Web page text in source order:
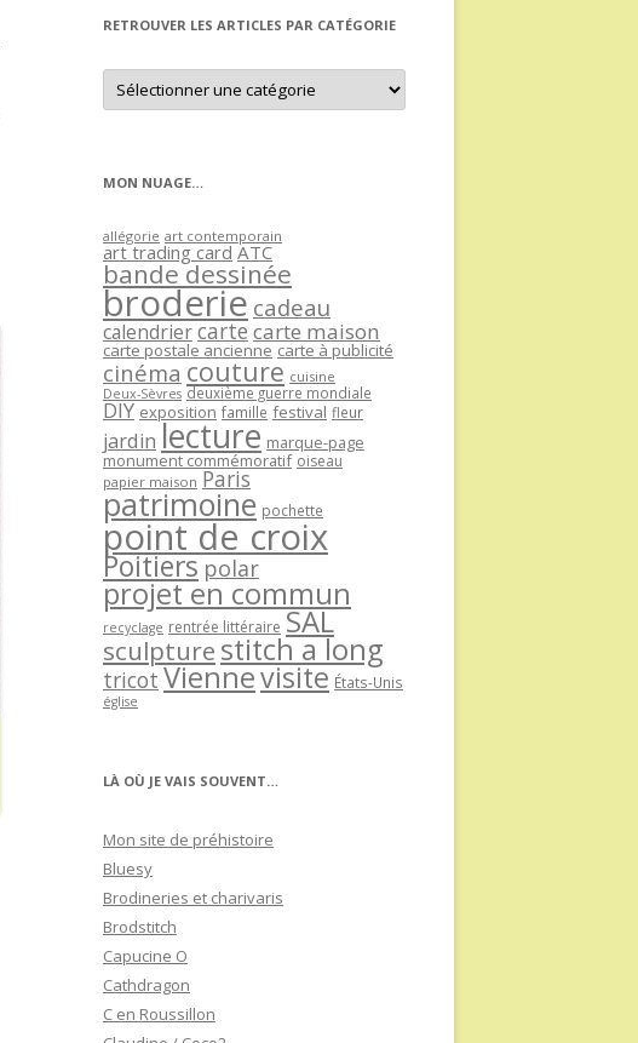
RETROUVER LES ARTICLES PAR CATÉGORIE
Retrouver
les
articles
MON NUAGE…
allégorie art contemporain
art trading card ATC
bande dessinée
broderie cadeau
calendriercartecarte maison
carte postale ancienne carte à publicité
cinéma couture cuisine
Deux-Sèvres deuxième guerre mondiale
DIY exposition famille festival fleur
jardin lecture marque-page
monument commémoratif oiseau
papier maison Paris
patrimoine pochette
point de croix
Poitiers polar
projet en commun
recyclage rentrée littéraire SAL
sculpture stitch a long
tricot Viennevisite États-Unis
église
LÀ OÙ JE VAIS SOUVENT…
Mon site de préhistoire
Bluesy
Brodineries et charivaris
Brodstitch
Capucine O
Cathdragon
C en Roussillon